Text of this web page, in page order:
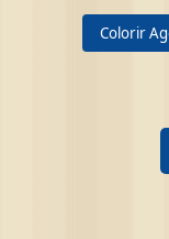
Colorir